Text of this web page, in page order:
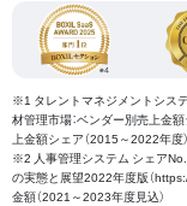
※1 タレントマネジメントシステ
材管理市場：ベンダー別売上金
上金額シェア（2015～2022年度）
※2 人事管理システム シェア
の実態と展望2022年度版（
金額（2021～2023年度見込）